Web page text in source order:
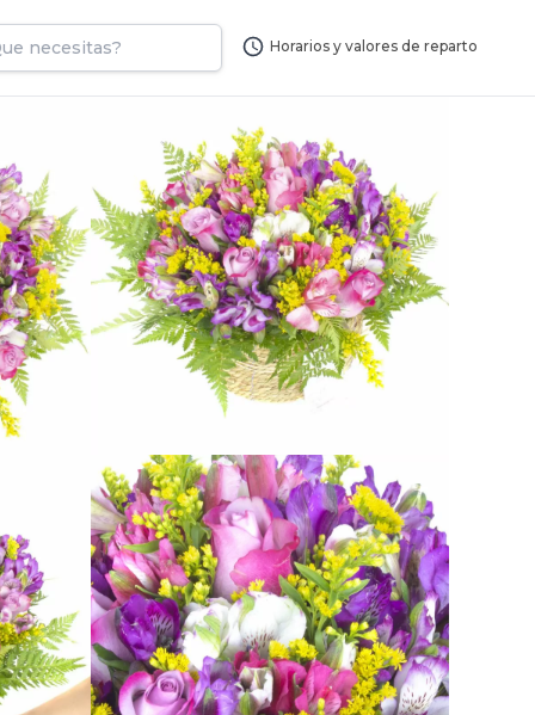
Horarios y valores de reparto